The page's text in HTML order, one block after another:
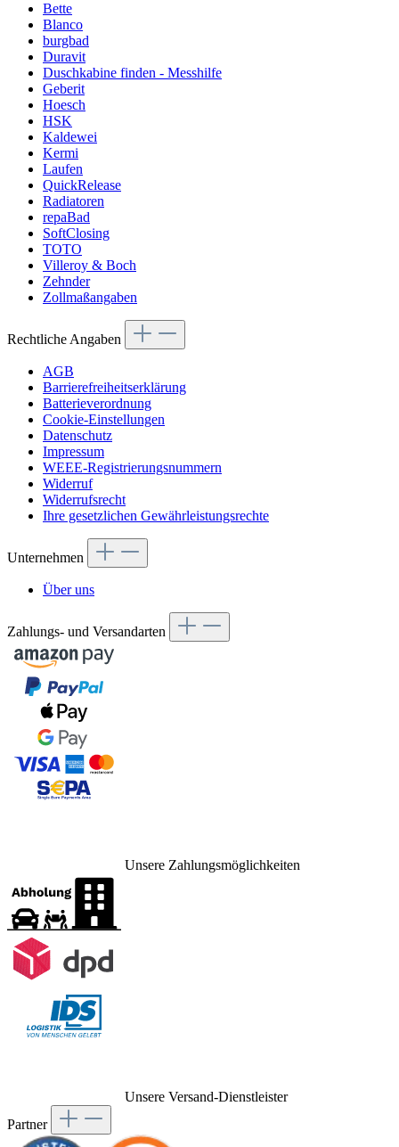
Bette
Blanco
burgbad
Duravit
Duschkabine finden - Messhilfe
Geberit
Hoesch
HSK
Kaldewei
Kermi
Laufen
QuickRelease
Radiatoren
repaBad
SoftClosing
TOTO
Villeroy & Boch
Zehnder
Zollmaßangaben
Rechtliche Angaben
AGB
Barrierefreiheitserklärung
Batterieverordnung
Cookie-Einstellungen
Datenschutz
Impressum
WEEE-Registrierungsnummern
Widerruf
Widerrufsrecht
Ihre gesetzlichen Gewährleistungsrechte
Unternehmen
Über uns
Zahlungs- und Versandarten
Unsere Zahlungsmöglichkeiten
Unsere Versand-Dienstleister
Partner